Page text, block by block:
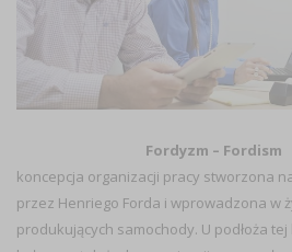
Fordyzm – Fordism
koncepcja organizacji pracy stworzona
przez Henriego Forda i wprowadzona w
produkujących samochody. U podłoża